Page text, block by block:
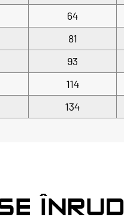
64
81
93
114
134